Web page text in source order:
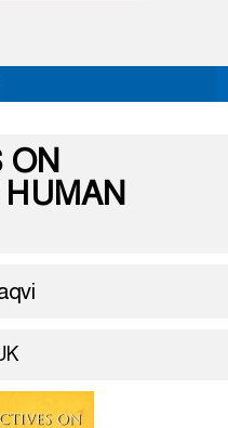
ON